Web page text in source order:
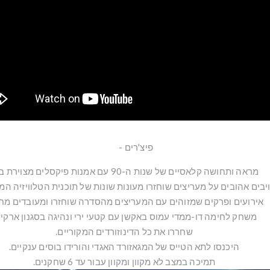
פיצ'רים -
מראה ותחושה קלאסיים של שנות ה-90 עם אמנות פיקסלים מצוירת ביד.
אהובים על מעריצים שוחזרו מעונות שונות של תוכנית הטלוויזיה
אירועים ופרקים שמזוהים עם המעריצים מהסדרה שוחזרו ומעובדים
משחק לחימה דו-ממדי עמוס באקשן עם קטעי ירי ונהיגה בסגנון
שחררו את כל הדינוזורדים המקוריים.
היכנסו לתא הטייס של המגאזורד האגדי והורידו בוסים ענקיים.
תמיכה במצב לא מקוון ומקוון עבור עד 6 שחקנים.